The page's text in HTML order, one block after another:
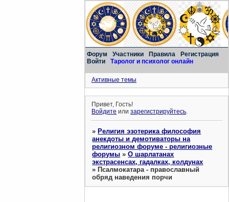
Форум Участники Правила
Регистрация
Войти
Таролог и психолог онлайн
Активные темы
Привет, Гость!
Войдите илизарегистрируйтесь.
»Религия эзотерика философия
анекдоты и демотиваторы на
религиозном форуме - религиозные
форумы »О шарлатанах
экстрасенсах, гадалках, колдунах
»Псалмокатара - православный
обряд наведения порчи